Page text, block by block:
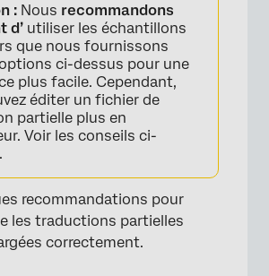
×
: Nous recommandons
d’ utiliser les échantillons
que nous fournissons
ci-dessus pour une
plus facile. Cependant,
éditer un fichier de
partielle plus en
Voir les conseils ci-
recommandations pour
les traductions partielles
correctement.